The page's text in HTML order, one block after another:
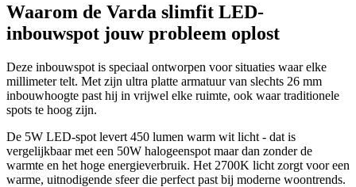
Waarom de Varda slimfit LED-
inbouwspot jouw probleem oplost
Deze inbouwspot is speciaal ontworpen voor situaties waar elke
millimeter telt. Met zijn ultra platte armatuur van slechts 26 mm
inbouwhoogte past hij in vrijwel elke ruimte, ook waar traditionele
spots te hoog zijn.
De 5W LED-spot levert 450 lumen warm wit licht - dat is
vergelijkbaar met een 50W halogeenspot maar dan zonder de
warmte en het hoge energieverbruik. Het 2700K licht zorgt voor een
warme, uitnodigende sfeer die perfect past bij moderne woontrends.